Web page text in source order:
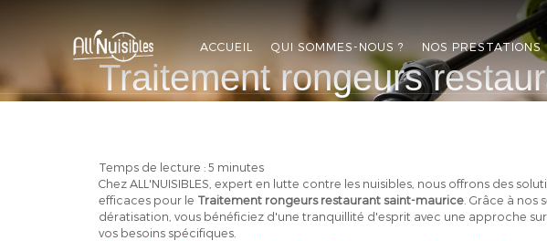
ACCUEIL QUI SOMMES-NOUS ? NOS PRESTATIONS
Traitement rongeurs
Temps de lecture : 5 minutes
Chez ALL'NUISIBLES, expert en lutte contre les nuisibles, nous offrons des
efficaces pour le Traitement rongeurs restaurant saint-maurice. Grâce à nos
dératisation, vous bénéficiez d'une tranquillité d'esprit avec une approche
vos besoins spécifiques.